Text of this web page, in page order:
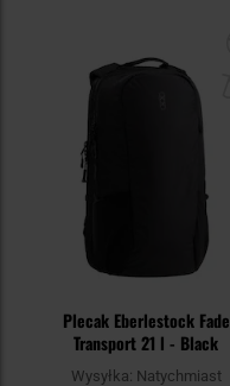
Plecak Eberlestock Fade
Transport 21 l - Black
Wysyłka: Natychmiast